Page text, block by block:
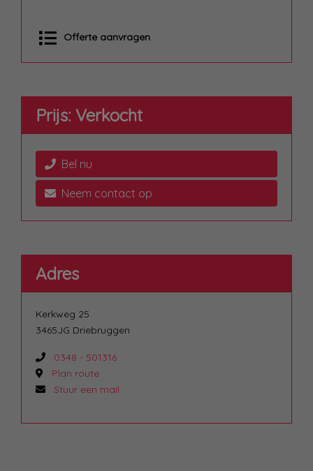
Offerte aanvragen
Prijs: Verkocht
Bel nu
Neem contact op
Adres
Kerkweg 25
3465JG Driebruggen
0348 - 501316
Plan route
Stuur een mail